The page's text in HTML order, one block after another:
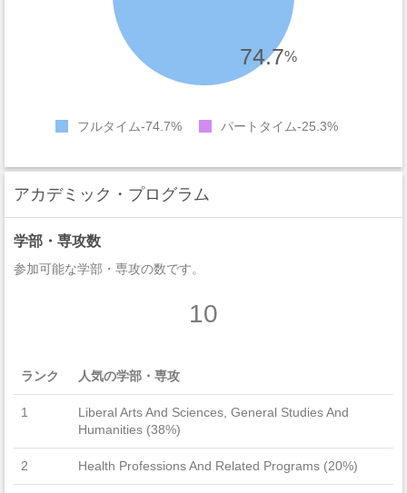
74.7%
フルタイム 74.7% パートタイム 25.3%
アカデミック・プログラム
学部・専攻数
参加可能な学部・専攻の数です。
10
ランク 人気の学部・専攻
1
Liberal Arts And Sciences, General Studies And
Humanities (38%)
2 Health Professions And Related Programs (20%)